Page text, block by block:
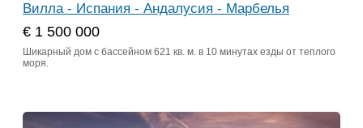
Вилла - Испания - Андалусия - Марбелья
€ 1 500 000
Шикарный дом с бассейном 621 кв. м. в 10 минутах езды от теплого
моря.